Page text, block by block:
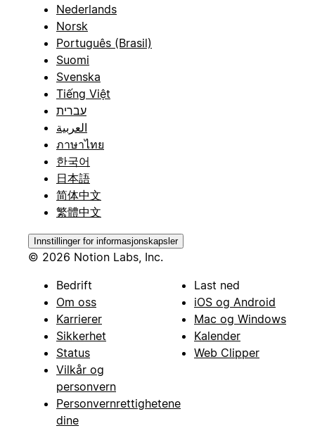
Nederlands
Norsk
Português (Brasil)
Suomi
Svenska
Tiếng Việt
עברית
العربية
ภาษาไทย
한국어
日本語
简体中文
繁體中文
Innstillinger for informasjonskapsler
© 2026 Notion Labs, Inc.
Bedrift
Om oss
Karrierer
Sikkerhet
Status
Vilkår og
personvern
Personvernrettighetene
dine
Last ned
iOS og Android
Mac og Windows
Kalender
Web Clipper